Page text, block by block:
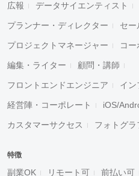
広報 データサイエンティスト
プランナー・ディレクター セー
プロジェクトマネージャー コ
編集・ライター 顧問・講師
フロントエンドエンジニア イン
経営陣・コーポレート iOS/
カスタマーサクセス フォトグラ
特徴
副業OK リモート可 前払い可